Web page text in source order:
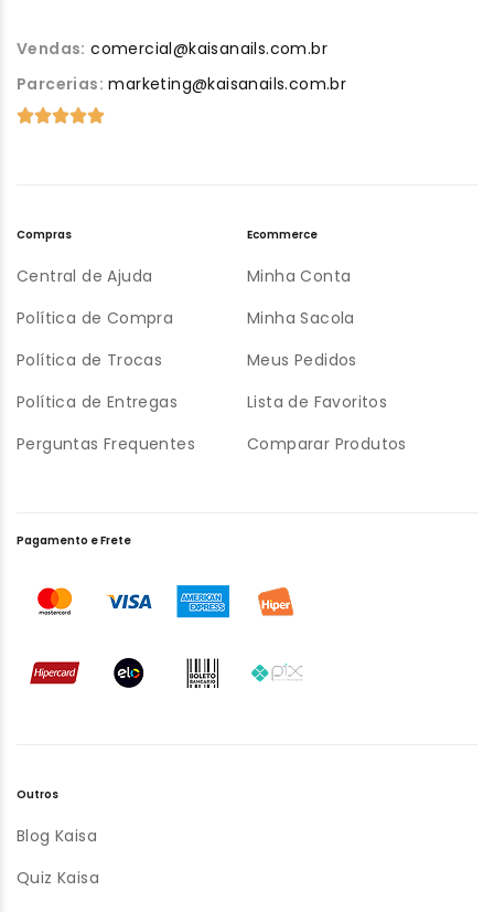
Vendas: comercial@kaisanails.com.br
Parcerias: marketing@kaisanails.com.br
Compras
Central de Ajuda
Política de Compra
Política de Trocas
Política de Entregas
Perguntas Frequentes
Ecommerce
Minha Conta
Minha Sacola
Meus Pedidos
Lista de Favoritos
Comparar Produtos
Outros
Blog Kaisa
Quiz Kaisa
Pagamento e Frete